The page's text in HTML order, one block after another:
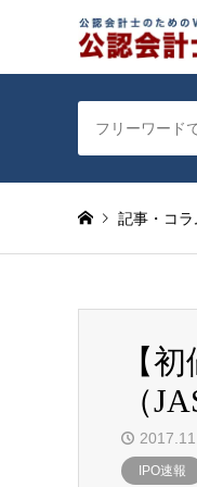
記事・コラ
【
（
IPO速報